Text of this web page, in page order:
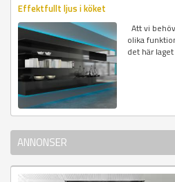
Effektfullt ljus i köket
Att vi
olika
det här
ANNONSER